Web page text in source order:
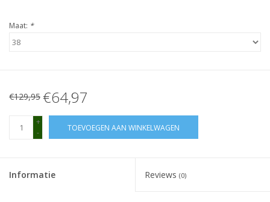
Maat: *
€129,95 €64,97
+
-
TOEVOEGEN AAN WINKELWAGEN
Informatie Reviews (0)